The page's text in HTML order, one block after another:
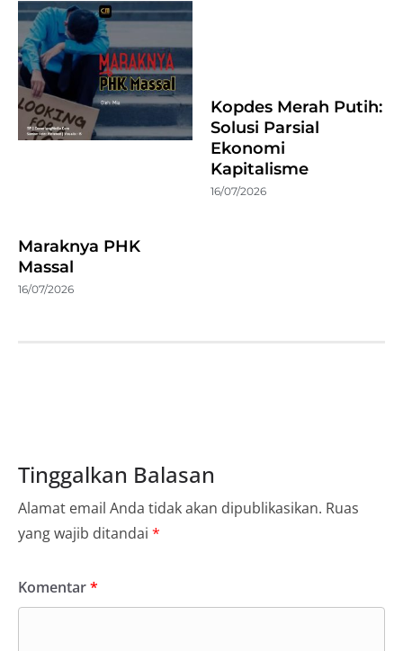
Maraknya PHK
Massal
16/07/2026
Kopdes Merah Putih:
Solusi Parsial
Ekonomi
Kapitalisme
16/07/2026
Tinggalkan Balasan
Alamat email Anda tidak akan dipublikasikan. Ruas
yang wajib ditandai *
Komentar*